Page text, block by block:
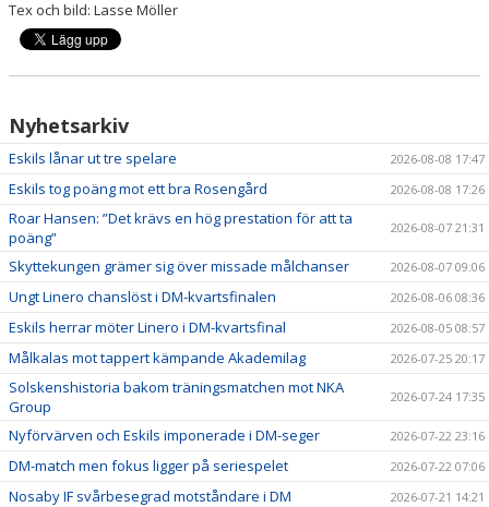
Tex och bild: Lasse Möller
Nyhetsarkiv
Eskils lånar ut tre spelare 2026-08-08 17:47
Eskils tog poäng mot ett bra Rosengård 2026-08-08 17:26
Roar Hansen: ”Det krävs en hög prestation för att ta
poäng”
2026-08-07 21:31
Skyttekungen grämer sig över missade målchanser 2026-08-07 09:06
Ungt Linero chanslöst i DM-kvartsfinalen 2026-08-06 08:36
Eskils herrar möter Linero i DM-kvartsfinal 2026-08-05 08:57
Målkalas mot tappert kämpande Akademilag 2026-07-25 20:17
Solskenshistoria bakom träningsmatchen mot NKA
Group
2026-07-24 17:35
Nyförvärven och Eskils imponerade i DM-seger 2026-07-22 23:16
DM-match men fokus ligger på seriespelet 2026-07-22 07:06
Nosaby IF svårbesegrad motståndare i DM 2026-07-21 14:21